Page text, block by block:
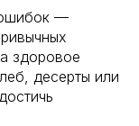
—
здоровое
десерты или